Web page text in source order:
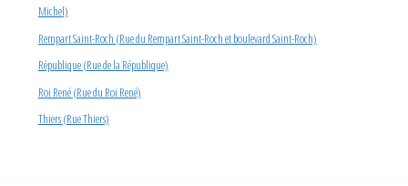
Michel)
Rempart Saint-Roch (Rue du Rempart Saint-Roch et boulevard Saint-Roch)
République (Rue de la République)
Roi René (Rue du Roi René)
Thiers (Rue Thiers)